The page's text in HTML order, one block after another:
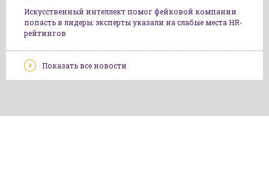
Искусственный интеллект помог фейковой компании
попасть в лидеры: эксперты указали на слабые места HR-
рейтингов
Показать все новости